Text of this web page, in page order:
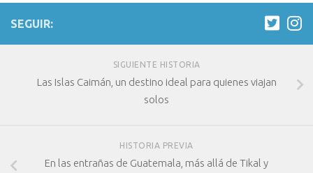
SEGUIR:
SIGUIENTE HISTORIA
Las Islas Caimán, un destino ideal para quienes viajan
solos
HISTORIA PREVIA
En las entrañas de Guatemala, más allá de Tikal y